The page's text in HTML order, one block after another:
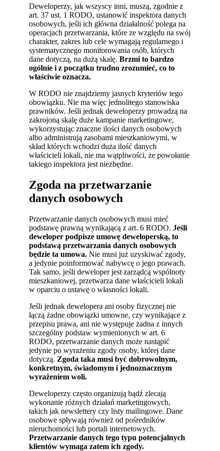
Deweloperzy, jak wszyscy inni, muszą, zgodnie z
art. 37 ust. 1 RODO, ustanowić inspektora danych
osobowych, jeśli ich główna działalność polega na
operacjach przetwarzania, które ze względu na swój
charakter, zakres lub cele wymagają regularnego i
systematycznego monitorowania osób, których
dane dotyczą, na dużą skalę.Brzmi to bardzo
ogólnie i z początku trudno zrozumieć, co to
właściwie oznacza.
W RODO nie znajdziemy jasnych kryteriów tego
obowiązku. Nie ma więc jednolitego stanowiska
prawników. Jeśli jednak deweloperzy prowadzą na
zakrojoną skalę duże kampanie marketingowe,
wykorzystując znaczne ilości danych osobowych
albo administrują zasobami mieszkaniowymi, w
skład których wchodzi duża ilość danych
właścicieli lokali, nie ma wątpliwości, że powołanie
takiego inspektora jest niezbędne.
Zgoda na przetwarzanie
danych osobowych
Przetwarzanie danych osobowych musi mieć
podstawę prawną wynikającą z art. 6 RODO.Jeśli
deweloper podpisze umowę deweloperską, to
podstawą przetwarzania danych osobowych
będzie ta umowa. Nie musi już uzyskiwać zgody,
a jedynie poinformować nabywcę o jego prawach.
Tak samo, jeśli deweloper jest zarządcą wspólnoty
mieszkaniowej, przetwarza dane właścicieli lokali
w oparciu o ustawę o własności lokali.
Jeśli jednak dewelopera ani osoby fizycznej nie
łączą żadne obowiązki umowne, czy wynikające z
przepisu prawa, ani nie występuje żadna z innych
szczególny podstaw wymienionych w art. 6
RODO, przetwarzanie danych może nastąpić
jedynie po wyrażeniu zgody osoby, której dane
dotyczą. Zgoda taka musi być dobrowolnym,
konkretnym, świadomym i jednoznacznym
wyrażeniem woli.
Deweloperzy często organizują bądź zlecają
wykonanie różnych działań marketingowych,
takich jak newslettery czy listy mailingowe. Dane
osobowe spływają również od pośredników
nieruchomości lub portali internetowych.
Przetwarzanie danych tego typu potencjalnych
klientów wymaga zatem ich zgody.